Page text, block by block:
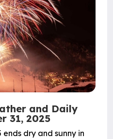
and Daily
31, 2025
dry and sunny in